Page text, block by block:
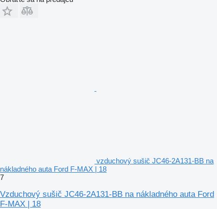
vzduchový sušič JC46-2A131-BB na
nákladného auta Ford F-MAX | 18
7
Vzduchový sušič JC46-2A131-BB na nákladného auta Ford
F-MAX | 18